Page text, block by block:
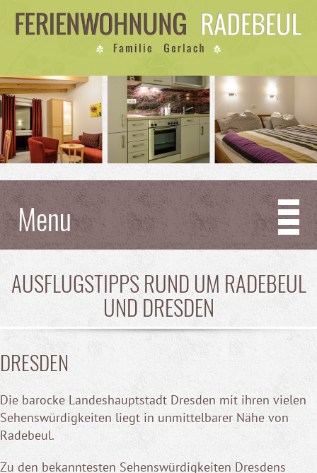
Menu
AUSFLUGSTIPPS RUND UM RADEBEUL
UND DRESDEN
DRESDEN
Die barocke Landeshauptstadt Dresden mit ihren vielen
Sehenswürdigkeiten liegt in unmittelbarer Nähe von
Radebeul.
Zu den bekanntesten Sehenswürdigkeiten Dresdens